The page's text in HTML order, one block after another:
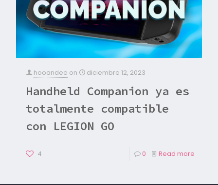
hooandee on diciembre 12, 2023
Handheld Companion ya es
totalmente compatible
con LEGION GO
4 0 Read more